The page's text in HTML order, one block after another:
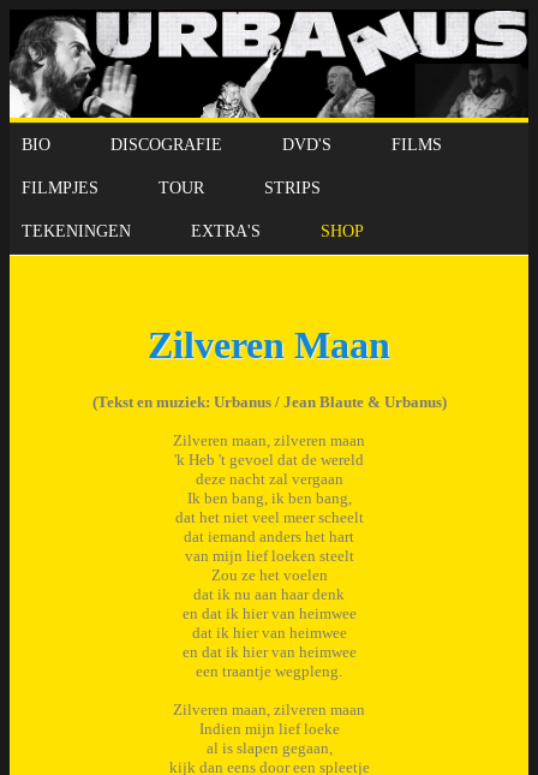
BIO DISCOGRAFIE DVD'S FILMS
FILMPJES TOUR STRIPS
TEKENINGEN EXTRA'S SHOP
Zilveren Maan
(Tekst en muziek: Urbanus / Jean Blaute & Urbanus)
Zilveren maan, zilveren maan
'k Heb 't gevoel dat de wereld
deze nacht zal vergaan
Ik ben bang, ik ben bang,
dat het niet veel meer scheelt
dat iemand anders het hart
van mijn lief loeken steelt
Zou ze het voelen
dat ik nu aan haar denk
en dat ik hier van heimwee
dat ik hier van heimwee
en dat ik hier van heimwee
een traantje wegpleng.
Zilveren maan, zilveren maan
Indien mijn lief loeke
al is slapen gegaan,
kijk dan eens door een spleetje